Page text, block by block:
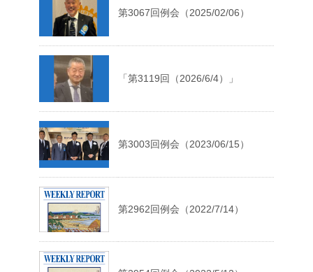
第3067回例会（2025/02/06）
「第3119回（2026/6/4）」
第3003回例会（2023/06/15）
第2962回例会（2022/7/14）